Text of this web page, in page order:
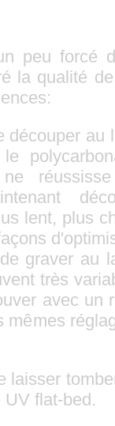
peu forcé
la qualité
découper au
lent, plus
graver au
très
avec un
mêmes
laisser
flat-bed.